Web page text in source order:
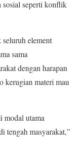
sosial seperti konflik
element
sama
dengan harapan
kerugian materi mau
modal utama
tengah masyarakat,”